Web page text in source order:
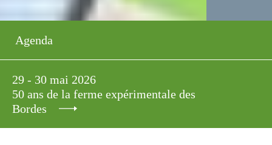
Agenda
29 - 30 mai 2026
50 ans de la ferme expérimentale des
Bordes